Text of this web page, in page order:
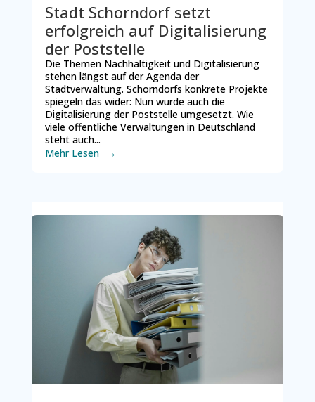
Stadt Schorndorf setzt
erfolgreich auf Digitalisierung
der Poststelle
Die Themen Nachhaltigkeit und Digitalisierung
stehen längst auf der Agenda der
Stadtverwaltung. Schorndorfs konkrete Projekte
spiegeln das wider: Nun wurde auch die
Digitalisierung der Poststelle umgesetzt. Wie
viele öffentliche Verwaltungen in Deutschland
steht auch...
Mehr Lesen